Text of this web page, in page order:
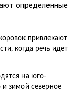
определенные
привлекают
когда речь идет
на юго-
и зимой северное